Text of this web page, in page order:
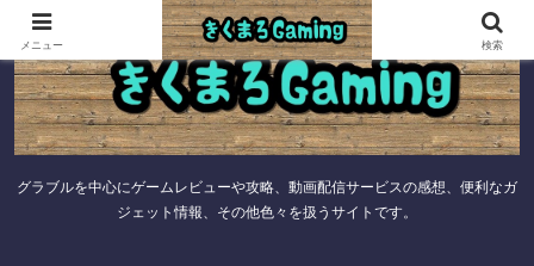
グラブルを中心にゲームレビューや攻略、動画配信サービスの感想、便利なガ
ジェット情報、その他色々を扱うサイトです。
メニュー 検索